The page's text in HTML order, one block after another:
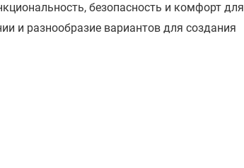
безопасность и комфорт для
и разнообразие вариантов для создания